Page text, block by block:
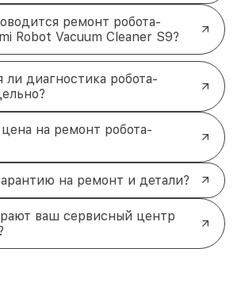
ремонт робота-
Robot Vacuum Cleaner S9?
ли диагностика робота-
на ремонт робота-
на ремонт и детали?
ваш сервисный центр